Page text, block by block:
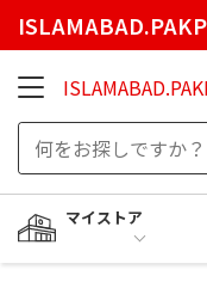
マイストア